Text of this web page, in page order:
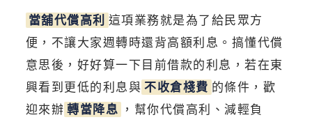
當舖代償高利 這項業務就是為了給民眾方
便，不讓大家週轉時還背高額利息。搞懂代償
意思後，好好算一下目前借款的利息，若在東
興看到更低的利息與 不收倉棧費 的條件，歡
迎來辦 轉當降息 ，幫你代償高利、減輕負